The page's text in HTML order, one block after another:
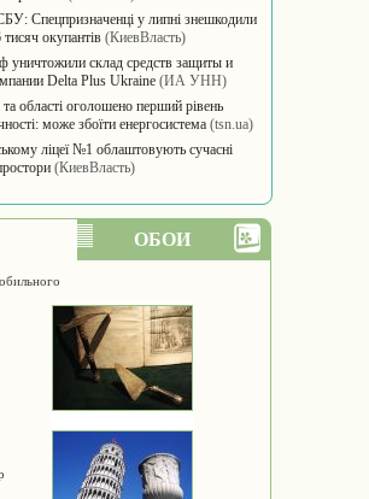
Спецпризначенці у липні знешкодили
окупантів (КиевВласть)
уничтожили склад средств защиты и
Delta Plus Ukraine (ИА УНН)
області оголошено перший рівень
може збоїти енергосистема (tsn.ua)
ліцеї №1 облаштовують сучасні
(КиевВласть)
ОБОИ